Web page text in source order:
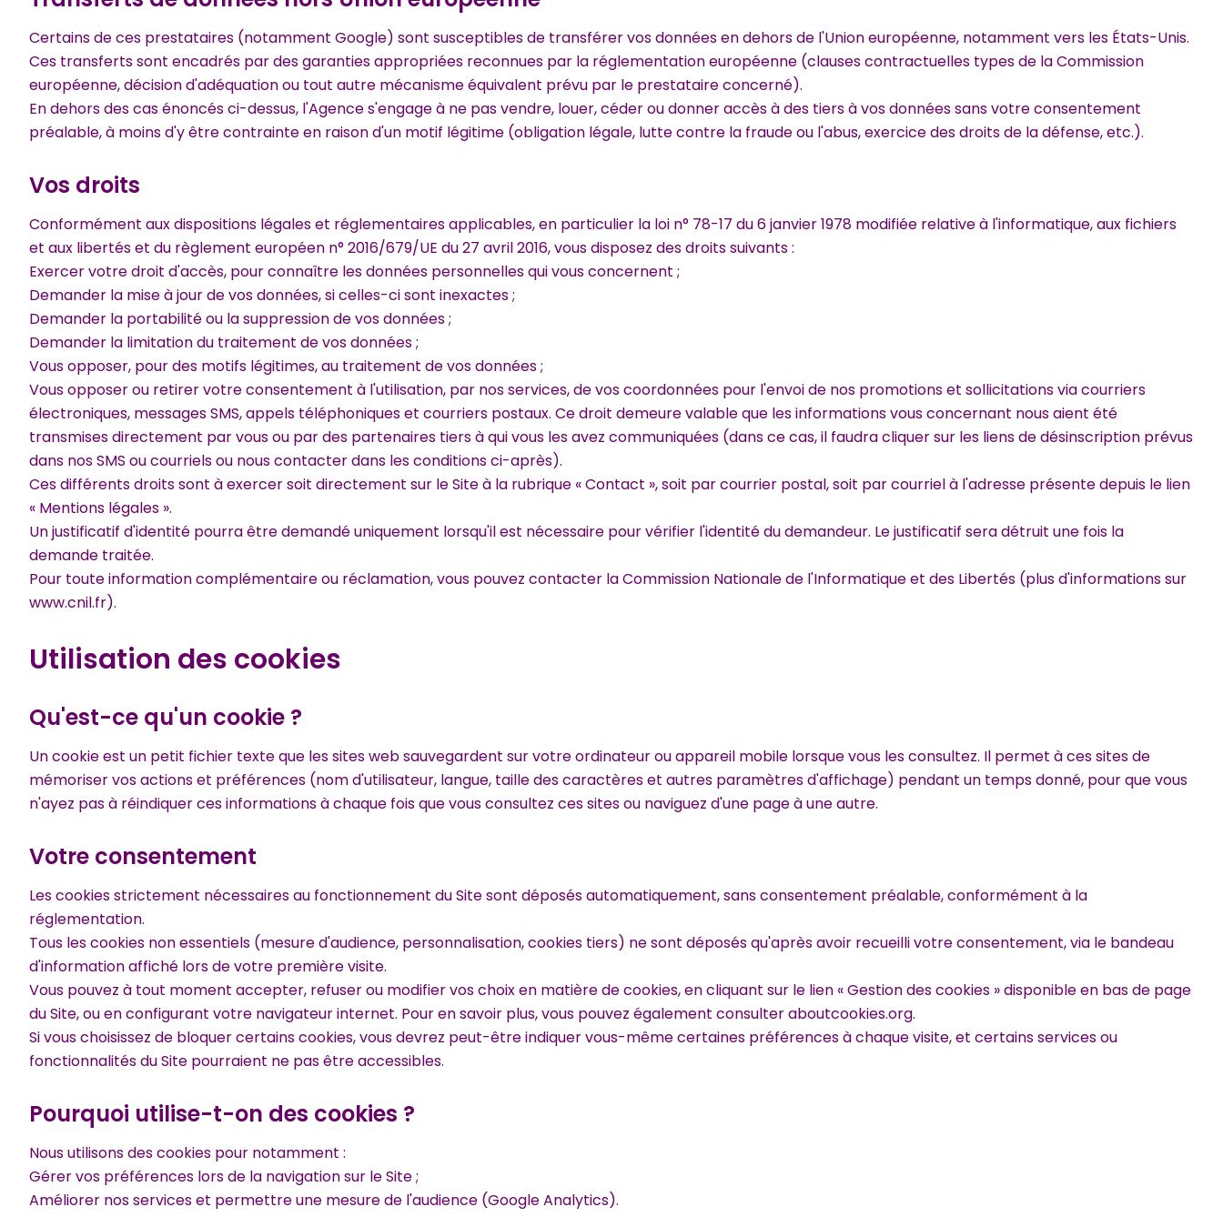
Certains de ces prestataires (notamment Google) sont susceptibles de transférer vos données en dehors de l'Union européenne, notamment vers les États-Unis.
Ces transferts sont encadrés par des garanties appropriées reconnues par la réglementation européenne (clauses contractuelles types de la Commission
européenne, décision d'adéquation ou tout autre mécanisme équivalent prévu par le prestataire concerné).
En dehors des cas énoncés ci-dessus, l'Agence s'engage à ne pas vendre, louer, céder ou donner accès à des tiers à vos données sans votre consentement
préalable, à moins d'y être contrainte en raison d'un motif légitime (obligation légale, lutte contre la fraude ou l'abus, exercice des droits de la défense, etc.).
Vos droits
Conformément aux dispositions légales et réglementaires applicables, en particulier la loi n° 78-17 du 6 janvier 1978 modifiée relative à l'informatique, aux fichiers
et aux libertés et du règlement européen n° 2016/679/UE du 27 avril 2016, vous disposez des droits suivants :
Exercer votre droit d'accès, pour connaître les données personnelles qui vous concernent ;
Demander la mise à jour de vos données, si celles-ci sont inexactes ;
Demander la portabilité ou la suppression de vos données ;
Demander la limitation du traitement de vos données ;
Vous opposer, pour des motifs légitimes, au traitement de vos données ;
Vous opposer ou retirer votre consentement à l'utilisation, par nos services, de vos coordonnées pour l'envoi de nos promotions et sollicitations via courriers
électroniques, messages SMS, appels téléphoniques et courriers postaux. Ce droit demeure valable que les informations vous concernant nous aient été
transmises directement par vous ou par des partenaires tiers à qui vous les avez communiquées (dans ce cas, il faudra cliquer sur les liens de désinscription prévus
dans nos SMS ou courriels ou nous contacter dans les conditions ci-après).
Ces différents droits sont à exercer soit directement sur le Site à la rubrique « Contact », soit par courrier postal, soit par courriel à l'adresse présente depuis le lien
« Mentions légales ».
Un justificatif d'identité pourra être demandé uniquement lorsqu'il est nécessaire pour vérifier l'identité du demandeur. Le justificatif sera détruit une fois la
demande traitée.
Pour toute information complémentaire ou réclamation, vous pouvez contacter la Commission Nationale de l'Informatique et des Libertés (plus d'informations sur
www.cnil.fr).
Utilisation des cookies
Qu'est-ce qu'un cookie ?
Un cookie est un petit fichier texte que les sites web sauvegardent sur votre ordinateur ou appareil mobile lorsque vous les consultez. Il permet à ces sites de
mémoriser vos actions et préférences (nom d'utilisateur, langue, taille des caractères et autres paramètres d'affichage) pendant un temps donné, pour que vous
n'ayez pas à réindiquer ces informations à chaque fois que vous consultez ces sites ou naviguez d'une page à une autre.
Votre consentement
Les cookies strictement nécessaires au fonctionnement du Site sont déposés automatiquement, sans consentement préalable, conformément à la
réglementation.
Tous les cookies non essentiels (mesure d'audience, personnalisation, cookies tiers) ne sont déposés qu'après avoir recueilli votre consentement, via le bandeau
d'information affiché lors de votre première visite.
Vous pouvez à tout moment accepter, refuser ou modifier vos choix en matière de cookies, en cliquant sur le lien « Gestion des cookies » disponible en bas de page
du Site, ou en configurant votre navigateur internet. Pour en savoir plus, vous pouvez également consulteraboutcookies.org.
Si vous choisissez de bloquer certains cookies, vous devrez peut-être indiquer vous-même certaines préférences à chaque visite, et certains services ou
fonctionnalités du Site pourraient ne pas être accessibles.
Pourquoi utilise-t-on des cookies ?
Nous utilisons des cookies pour notamment :
Gérer vos préférences lors de la navigation sur le Site ;
Améliorer nos services et permettre une mesure de l'audience (Google Analytics).